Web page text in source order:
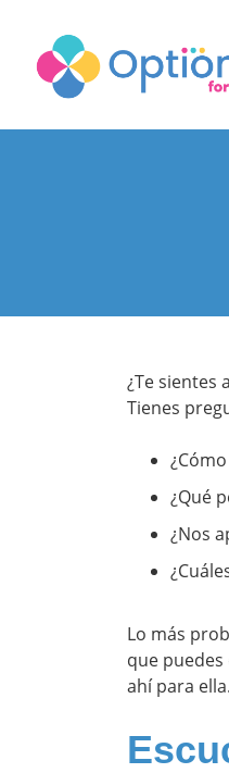
¿Te sientes
Tienes
¿Qué
¿Nos
Lo más
que
ahí para ella.